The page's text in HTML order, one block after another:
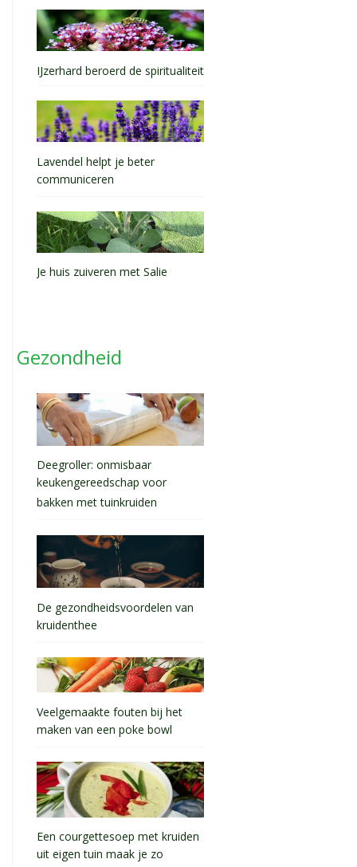
IJzerhard beroerd de spiritualiteit
Lavendel helpt je beter
communiceren
Je huis zuiveren met Salie
Gezondheid
Deegroller: onmisbaar
keukengereedschap voor
bakken met tuinkruiden
De gezondheidsvoordelen van
kruidenthee
Veelgemaakte fouten bij het
maken van een poke bowl
Een courgettesoep met kruiden
uit eigen tuin maak je zo